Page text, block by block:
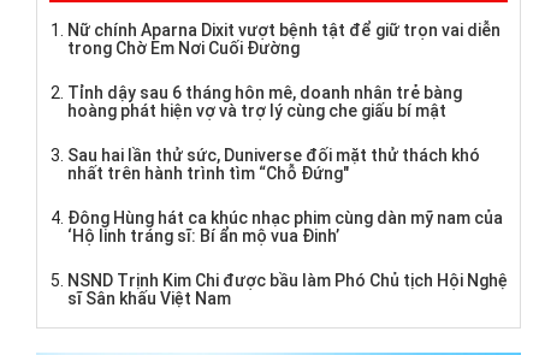
Nữ chính Aparna Dixit vượt bệnh tật để giữ trọn vai diễn
trong Chờ Em Nơi Cuối Đường
Tỉnh dậy sau 6 tháng hôn mê, doanh nhân trẻ bàng
hoàng phát hiện vợ và trợ lý cùng che giấu bí mật
Sau hai lần thử sức, Duniverse đối mặt thử thách khó
nhất trên hành trình tìm “Chỗ Đứng"
Đông Hùng hát ca khúc nhạc phim cùng dàn mỹ nam của
‘Hộ linh tráng sĩ: Bí ẩn mộ vua Đinh’
NSND Trịnh Kim Chi được bầu làm Phó Chủ tịch Hội Nghệ
sĩ Sân khấu Việt Nam